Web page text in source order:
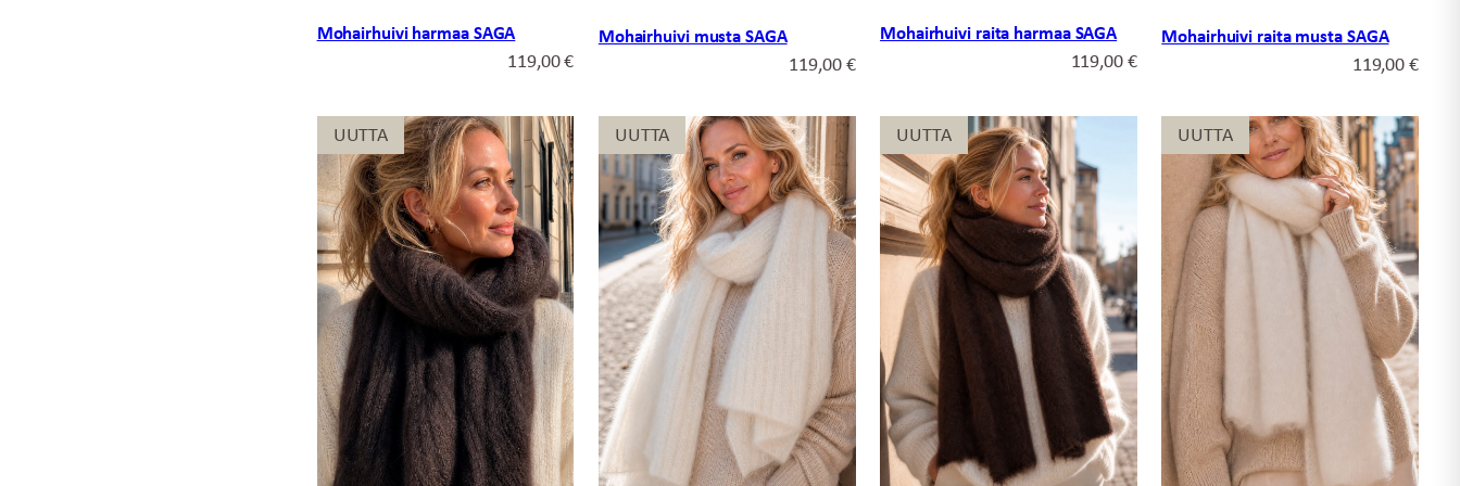
Mohairhuivi harmaa SAGA
119,00€
Mohairhuivi musta SAGA
119,00€
Mohairhuivi raita harmaa SAGA
119,00€
Mohairhuivi raita musta SAGA
119,00€
UUTTA
UUTTA UUTTA
UUTTA UUTTA
UUTTA UUTTA
UUTTA